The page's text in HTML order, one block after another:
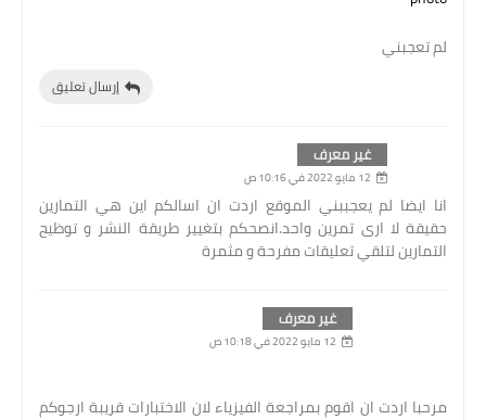
لم تعجبني
إرسال تعليق
غير معرف
12 مايو 2022 في 10:16 ص
انا ايضا لم يعجببني الموقع اردت ان اسالكم اين هي التمارين
حقيقة لا ارى تمرين واحد.انصحكم بتغيير طريقة النشر و توظيح
التمارين لتلقي تعليقات مفرحة و مثمرة
غير معرف
12 مايو 2022 في 10:18 ص
مرحبا اردت ان اقوم بمراجعة الفيزياء لان الاختبارات قريبة ارجوكم